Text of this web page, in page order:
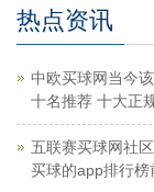
热点资讯
中欧买球网当今
十名推荐 十大正
五联赛买球网社
买球的app排行榜